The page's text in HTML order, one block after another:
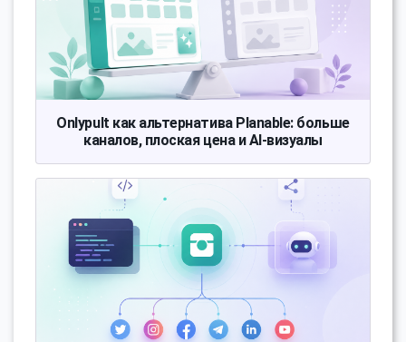
Onlypult как альтернатива Planable: больше
каналов, плоская цена и AI-визуалы